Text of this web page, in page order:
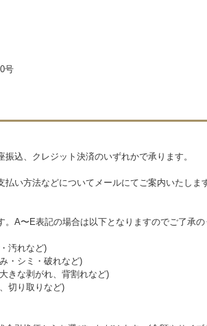
号
込、クレジット決済のいずれかで承ります。
払い方法などについてメールにてご案内いたしま
A〜E表記の場合は以下となりますのでご了承の
汚れなど)
・シミ・破れなど)
きな剥がれ、背割れなど)
切り取りなど)